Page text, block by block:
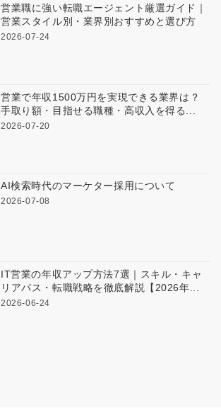
営業職に強い転職エージェント厳選ガイド｜
営業スタイル別・業界別おすすめと選び方
2026-07-24
営業で年収1500万円を実現できる業界は？
手取り額・目指せる職種・高収入を得る...
2026-07-20
AI検索時代のマーケター採用について
2026-07-08
IT営業の年収アップ方法7選｜スキル・キャ
リアパス・転職戦略を徹底解説【2026年...
2026-06-24